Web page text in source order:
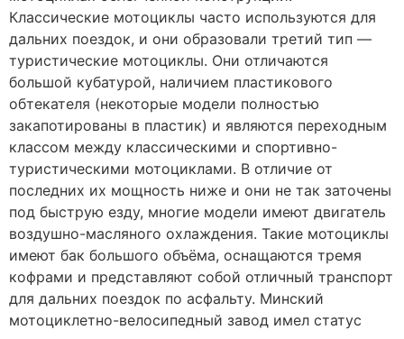
Классические мотоциклы часто используются для
дальних поездок, и они образовали третий тип —
туристические мотоциклы. Они отличаются
большой кубатурой, наличием пластикового
обтекателя (некоторые модели полностью
закапотированы в пластик) и являются переходным
классом между классическими и спортивно-
туристическими мотоциклами. В отличие от
последних их мощность ниже и они не так заточены
под быструю езду, многие модели имеют двигатель
воздушно-масляного охлаждения. Такие мотоциклы
имеют бак большого объёма, оснащаются тремя
кофрами и представляют собой отличный транспорт
для дальних поездок по асфальту. Минский
мотоциклетно-велосипедный завод имел статус